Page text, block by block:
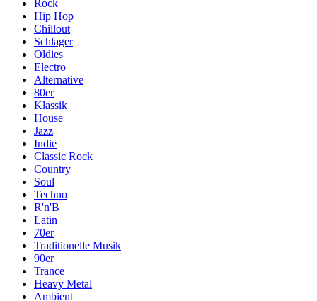
Rock
Hip Hop
Chillout
Schlager
Oldies
Electro
Alternative
80er
Klassik
House
Jazz
Indie
Classic Rock
Country
Soul
Techno
R'n'B
Latin
70er
Traditionelle Musik
90er
Trance
Heavy Metal
Ambient